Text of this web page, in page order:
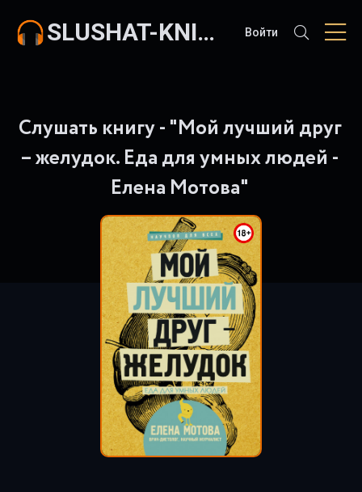
SLUSHAT-KNIGI.COM Войти
Слушать книгу - "Мой лучший друг
– желудок. Еда для умных людей -
Елена Мотова"